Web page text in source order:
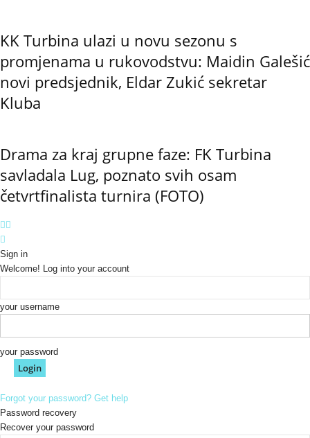
KK Turbina ulazi u novu sezonu s
promjenama u rukovodstvu: Maidin Galešić
novi predsjednik, Eldar Zukić sekretar
Kluba
Drama za kraj grupne faze: FK Turbina
savladala Lug, poznato svih osam
četvrtfinalista turnira (FOTO)
Sign in
Welcome! Log into your account
your username
your password
Forgot your password? Get help
Password recovery
Recover your password